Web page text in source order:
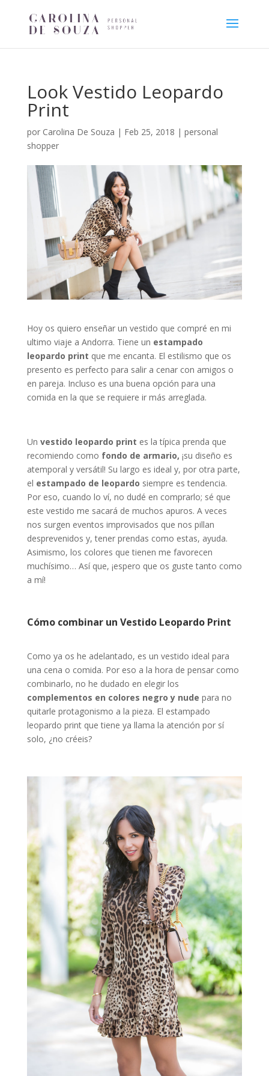
Look Vestido Leopardo
Print
por Carolina De Souza | Feb 25, 2018 | personal
shopper
Hoy os quiero enseñar un vestido que compré en mi
ultimo viaje a Andorra. Tiene un estampado
leopardo print que me encanta. El estilismo que os
presento es perfecto para salir a cenar con amigos o
en pareja. Incluso es una buena opción para una
comida en la que se requiere ir más arreglada.
Un vestido leopardo print es la típica prenda que
recomiendo como fondo de armario, ¡su diseño es
atemporal y versátil! Su largo es ideal y, por otra parte,
el estampado de leopardo siempre es tendencia.
Por eso, cuando lo ví, no dudé en comprarlo; sé que
este vestido me sacará de muchos apuros. A veces
nos surgen eventos improvisados que nos pillan
desprevenidos y, tener prendas como estas, ayuda.
Asimismo, los colores que tienen me favorecen
muchísimo… Así que, ¡espero que os guste tanto como
a mí!
Cómo combinar un Vestido Leopardo Print
Como ya os he adelantado, es un vestido ideal para
una cena o comida. Por eso a la hora de pensar como
combinarlo, no he dudado en elegir los
complementos en colores negro y nude para no
quitarle protagonismo a la pieza. El estampado
leopardo print que tiene ya llama la atención por sí
solo, ¿no créeis?